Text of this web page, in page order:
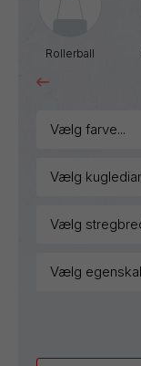
Rollerball
vælg farve...
vælg
vælg
vælg